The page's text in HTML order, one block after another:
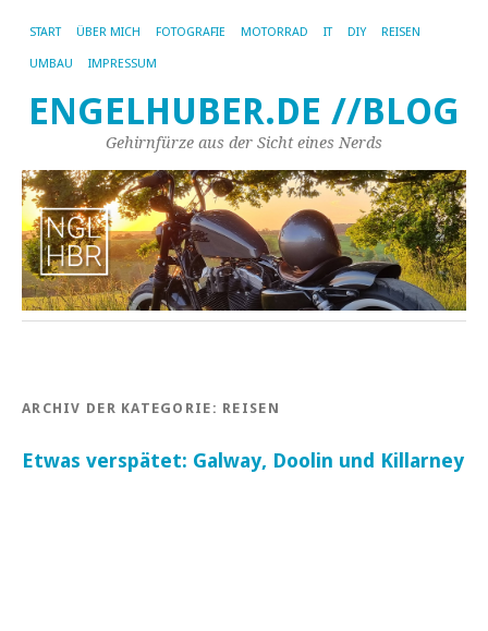
START ÜBER MICH FOTOGRAFIE MOTORRAD IT DIY REISEN
UMBAU IMPRESSUM
ENGELHUBER.DE //BLOG
Gehirnfürze aus der Sicht eines Nerds
ARCHIV DER KATEGORIE: REISEN
Etwas verspätet: Galway, Doolin und Killarney